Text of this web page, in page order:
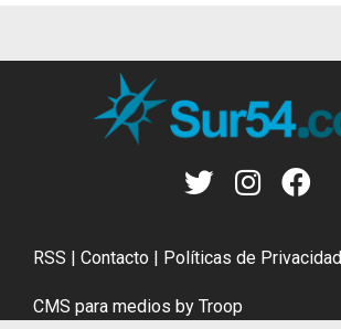
RSS Contacto Políticas de Privacidad
CMS para medios by Troop